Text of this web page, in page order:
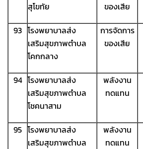
สุโขทัย
ของเสีย
93 โรงพยาบาลส่ง
เสริมสุขภาพตำบล
โคกกลาง
การจัดการ
ของเสีย
94 โรงพยาบาลส่ง
เสริมสุขภาพตำบล
โชคนาสาม
พลังงาน
ทดแทน
95 โรงพยาบาลส่ง
เสริมสุขภาพตำบล
พลังงาน
ทดแทน